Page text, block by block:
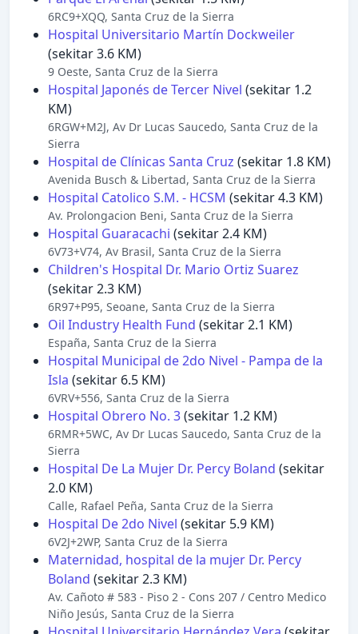
6RC9+XQQ, Santa Cruz de la Sierra
Hospital Universitario Martín Dockweiler
(sekitar 3.6 KM)
9 Oeste, Santa Cruz de la Sierra
Hospital Japonés de Tercer Nivel (sekitar 1.2
KM)
6RGW+M2J, Av Dr Lucas Saucedo, Santa Cruz de la
Sierra
Hospital de Clínicas Santa Cruz (sekitar 1.8 KM)
Avenida Busch & Libertad, Santa Cruz de la Sierra
Hospital Catolico S.M. - HCSM (sekitar 4.3 KM)
Av. Prolongacion Beni, Santa Cruz de la Sierra
Hospital Guaracachi (sekitar 2.4 KM)
6V73+V74, Av Brasil, Santa Cruz de la Sierra
Children's Hospital Dr. Mario Ortiz Suarez
(sekitar 2.3 KM)
6R97+P95, Seoane, Santa Cruz de la Sierra
Oil Industry Health Fund (sekitar 2.1 KM)
España, Santa Cruz de la Sierra
Hospital Municipal de 2do Nivel - Pampa de la
Isla (sekitar 6.5 KM)
6VRV+556, Santa Cruz de la Sierra
Hospital Obrero No. 3(sekitar 1.2 KM)
6RMR+5WC, Av Dr Lucas Saucedo, Santa Cruz de la
Sierra
Hospital De La Mujer Dr. Percy Boland (sekitar
2.0 KM)
Calle, Rafael Peña, Santa Cruz de la Sierra
Hospital De 2do Nivel (sekitar 5.9 KM)
6V2J+2WP, Santa Cruz de la Sierra
Maternidad, hospital de la mujer Dr. Percy
Boland (sekitar 2.3 KM)
Av. Cañoto # 583 - Piso 2 - Cons 207 / Centro Medico
Niño Jesús, Santa Cruz de la Sierra